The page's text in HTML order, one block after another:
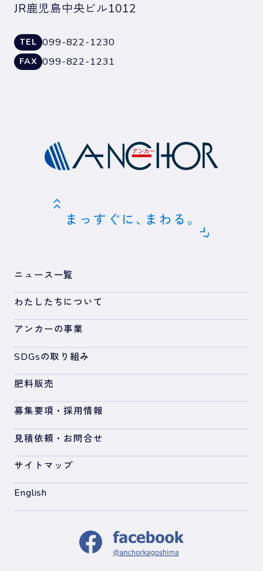
JR鹿児島中央ビル1012
TEL 099-822-1230
FAX 099-822-1231
ニュース一覧
募集要項・採用情報
わたしたちについて
見積依頼・お問合せ
アンカーの事業
サイトマップ
SDGsの取り組み
English
肥料販売